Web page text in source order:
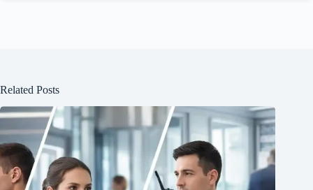
Related Posts